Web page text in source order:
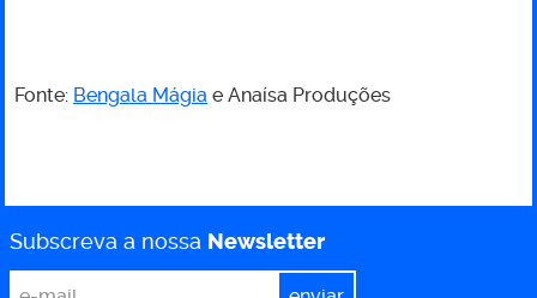
partida”
Fonte: Bengala Mágia e Anaísa Produções
Subscreva a nossa Newsletter
Email*